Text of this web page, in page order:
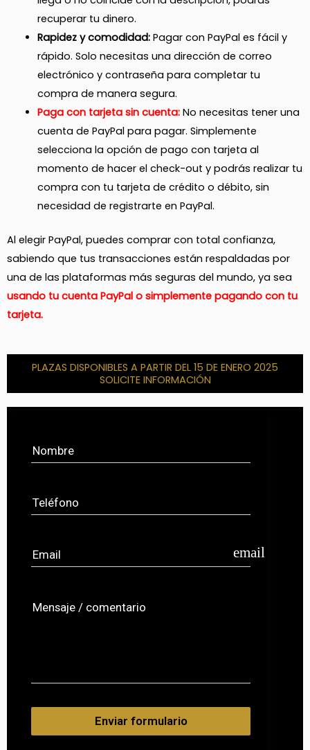
recuperar tu dinero.
Rapidez y comodidad:Pagar con PayPal es fácil y
rápido. Solo necesitas una dirección de correo
electrónico y contraseña para completar tu
compra de manera segura.
Paga con tarjeta sin cuenta:No necesitas tener una
cuenta de PayPal para pagar. Simplemente
selecciona la opción de pago con tarjeta al
momento de hacer el check-out y podrás realizar tu
compra con tu tarjeta de crédito o débito, sin
necesidad de registrarte en PayPal.
Al elegir PayPal, puedes comprar con total confianza,
sabiendo que tus transacciones están respaldadas por
una de las plataformas más seguras del mundo, ya sea
usando tu cuenta PayPal o simplemente pagando con tu
tarjeta.
PLAZAS DISPONIBLES A PARTIR DEL 15 DE ENERO 2025
SOLICITE INFORMACIÓN
Nombre
Teléfono
Email email
Mensaje / comentario
Enviar formulario